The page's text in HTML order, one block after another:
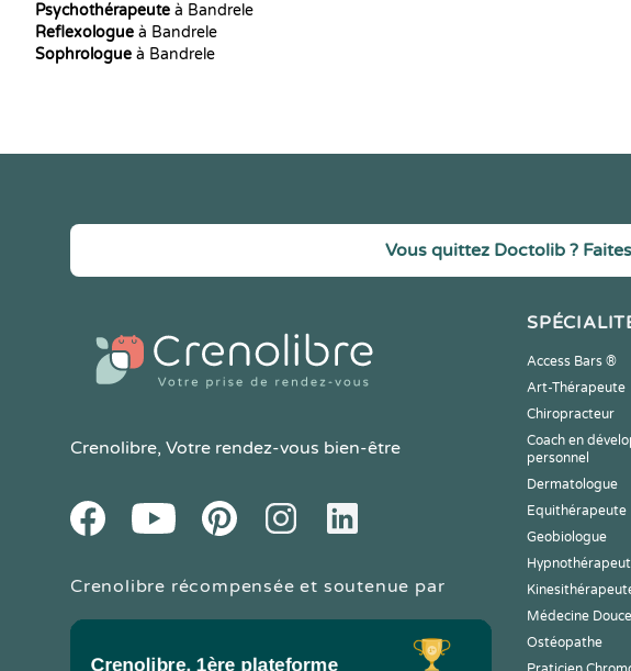
Psychothérapeute à Bandrele
Reflexologue à Bandrele
Sophrologue à Bandrele
Vous quittez Doctolib ?
Crenolibre, Votre rendez-vous bien-être
FacebookYoutube PinteresetInstagramLinkedIn
Crenolibre récompensée et soutenue par
Access Bars ®
Art-Thérapeute
Chiropracteur
Coach en
personnel
Dermatologue
Equithérapeute
Geobiologue
Médecine Douce
Ostéopathe